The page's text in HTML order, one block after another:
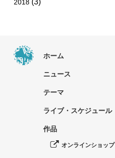
2018 (3)
ホーム
ニュース
テーマ
ライブ・スケジュール
作品
オンラインショップ